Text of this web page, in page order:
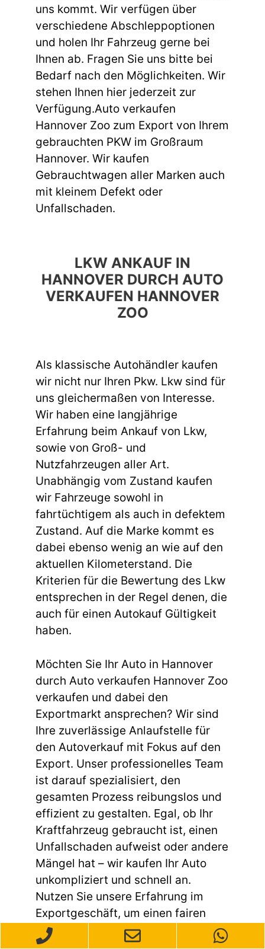
uns kommt. Wir verfügen über
verschiedene Abschleppoptionen
und holen Ihr Fahrzeug gerne bei
Ihnen ab. Fragen Sie uns bitte bei
Bedarf nach den Möglichkeiten. Wir
stehen Ihnen hier jederzeit zur
Verfügung.Auto verkaufen
Hannover Zoo zum Export von Ihrem
gebrauchten PKW im Großraum
Hannover. Wir kaufen
Gebrauchtwagen aller Marken auch
mit kleinem Defekt oder
Unfallschaden.
LKW ANKAUF IN
HANNOVER DURCH AUTO
VERKAUFEN HANNOVER
ZOO
Als klassische Autohändler kaufen
wir nicht nur Ihren Pkw. Lkw sind für
uns gleichermaßen von Interesse.
Wir haben eine langjährige
Erfahrung beim Ankauf von Lkw,
sowie von Groß- und
Nutzfahrzeugen aller Art.
Unabhängig vom Zustand kaufen
wir Fahrzeuge sowohl in
fahrtüchtigem als auch in defektem
Zustand. Auf die Marke kommt es
dabei ebenso wenig an wie auf den
aktuellen Kilometerstand. Die
Kriterien für die Bewertung des Lkw
entsprechen in der Regel denen, die
auch für einen Autokauf Gültigkeit
haben.
Möchten Sie Ihr Auto in Hannover
durch Auto verkaufen Hannover Zoo
verkaufen und dabei den
Exportmarkt ansprechen? Wir sind
Ihre zuverlässige Anlaufstelle für
den Autoverkauf mit Fokus auf den
Export. Unser professionelles Team
ist darauf spezialisiert, den
gesamten Prozess reibungslos und
effizient zu gestalten. Egal, ob Ihr
Kraftfahrzeug gebraucht ist, einen
Unfallschaden aufweist oder andere
Mängel hat – wir kaufen Ihr Auto
unkompliziert und schnell an.
Nutzen Sie unsere Erfahrung im
Exportgeschäft, um einen fairen
Preis für Ihr Fahrzeug zu erhalten.
Kontaktieren Sie uns einfach, und